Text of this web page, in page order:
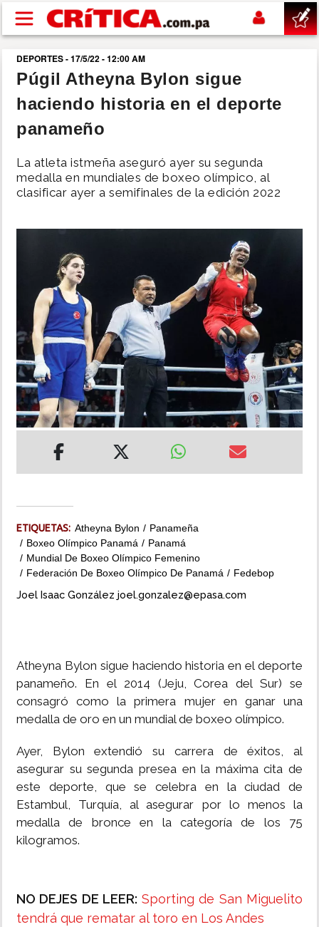
Pasar al contenido principal
buscar
SUCESOS
POLÍTICA
DEPORTES
MUNDO
INSÓLITAS
MULTIMEDIA
IMPRESO
DEPORTES - 17/5/22 - 12:00 AM
Púgil Atheyna Bylon sigue
haciendo historia en el deporte
panameño
La atleta istmeña aseguró ayer su segunda
medalla en mundiales de boxeo olímpico, al
clasificar ayer a semifinales de la edición 2022
ETIQUETAS: Atheyna Bylon
Panameña
Boxeo Olímpico Panamá
Panamá
Mundial De Boxeo Olímpico Femenino
Federación De Boxeo Olímpico De Panamá
Fedebop
Joel Isaac González joel.gonzalez@epasa.com
Atheyna Bylon sigue haciendo historia en el deporte
panameño. En el 2014 (Jeju, Corea del Sur) se
consagró como la primera mujer en ganar una
medalla de oro en un mundial de boxeo olímpico.
Ayer, Bylon extendió su carrera de éxitos, al
asegurar su segunda presea en la máxima cita de
este deporte, que se celebra en la ciudad de
Estambul, Turquía, al asegurar por lo menos la
medalla de bronce en la categoría de los 75
kilogramos.
NO DEJES DE LEER: Sporting de San Miguelito
tendrá que rematar al toro en Los Andes